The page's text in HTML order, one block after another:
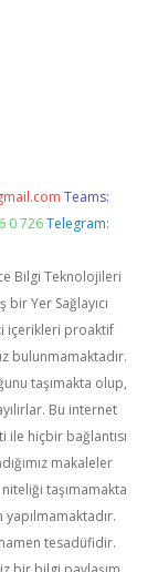
Teams:
0 726 Telegram:
Bilgi Teknolojileri
Yer Sağlayıcı
içerikleri proaktif
bulunmamaktadır.
taşımakta olup,
Bu internet
ile hiçbir bağlantısı
makaleler
taşımamakta
tesadüfidir.